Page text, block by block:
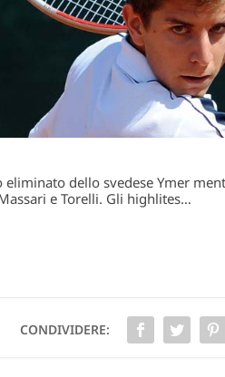
dello svedese Ymer
e Torelli. Gli highlites…
CONDIVIDERE: